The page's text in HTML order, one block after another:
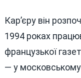
Кар’єру він
1994 роках
французької
— у